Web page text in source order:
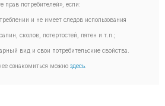
прав потребителей», если:
и не имеет следов использования
сколов, потертостей, пятен и т.п.;
вид и свои потребительские свойства.
ознакомиться можно здесь